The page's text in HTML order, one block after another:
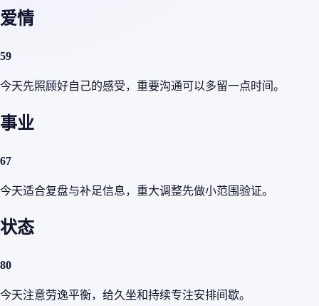
爱情
59
今天先照顾好自己的感受，重要沟通可以多留一点时间。
事业
67
今天适合复盘与补足信息，重大调整先做小范围验证。
状态
80
今天注意劳逸平衡，给久坐和持续专注安排间歇。